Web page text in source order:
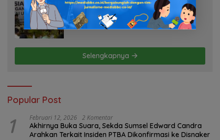
Agustus 7, 2026
Selamatkan Lahan Pertanian Brebes
dari Banjir, Kemendagri Dorong
Program FMNJP
Selengkapnya
Popular Post
1 Februari 12, 2026 2 Komentar
Akhirnya Buka Suara, Sekda Sumsel Edward Candra
Arahkan Terkait Insiden PTBA Dikonfirmasi ke Disnaker